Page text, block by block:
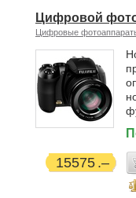
Цифровой
Цифровые
15575